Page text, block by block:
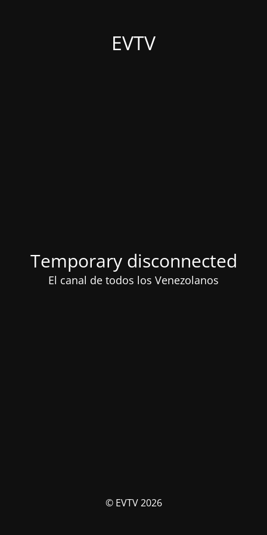
EVTV
Temporary disconnected
El canal de todos los Venezolanos
© EVTV 2026